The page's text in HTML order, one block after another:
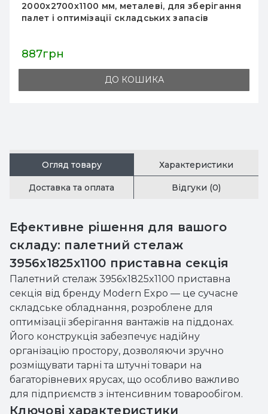
2127x1825x1100 мм, основна секція, до 1600 кг/
рівень, порошкове фарбування, для складу та
5 748грн
ДО КОШИКА
Огляд товару Характеристики
Доставка та оплата Відгуки (0)
Ефективне рішення для вашого
складу: палетний стелаж
3956x1825x1100 приставна секція
Палетний стелаж 3956x1825x1100 приставна
секція від бренду Modern Expo — це сучасне
складське обладнання, розроблене для
оптимізації зберігання вантажів на піддонах.
Його конструкція забезпечує надійну
організацію простору, дозволяючи зручно
розміщувати тарні та штучні товари на
багаторівневих ярусах, що особливо важливо
для підприємств з інтенсивним товарообігом.
Ключові характеристики